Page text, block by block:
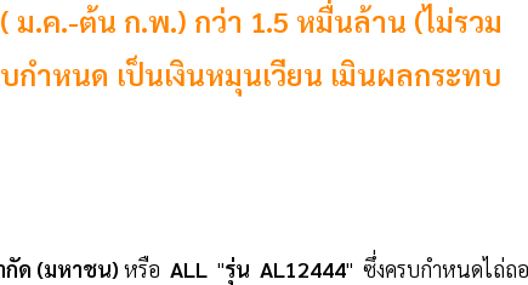
.ค.-ต้น ก.พ.) กว่า 1.5 หมื่นล้าน (ไม่รวม
กำหนด เป็นเงินหมุนเวียน เมินผลกระทบ
กัด (มหาชน) หรือ ALL "รุ่น AL12444" ซึ่งครบกำหนดไถ่ถ